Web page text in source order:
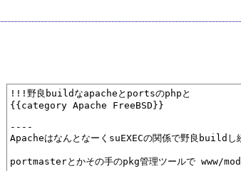
!!!野良buildなapacheとportsのphpと
{{category Apache FreeBSD}}
----
ApacheはなんとなーくsuEXECの関係で野良buildし
portmasterとかその手のpkg管理ツールで www/